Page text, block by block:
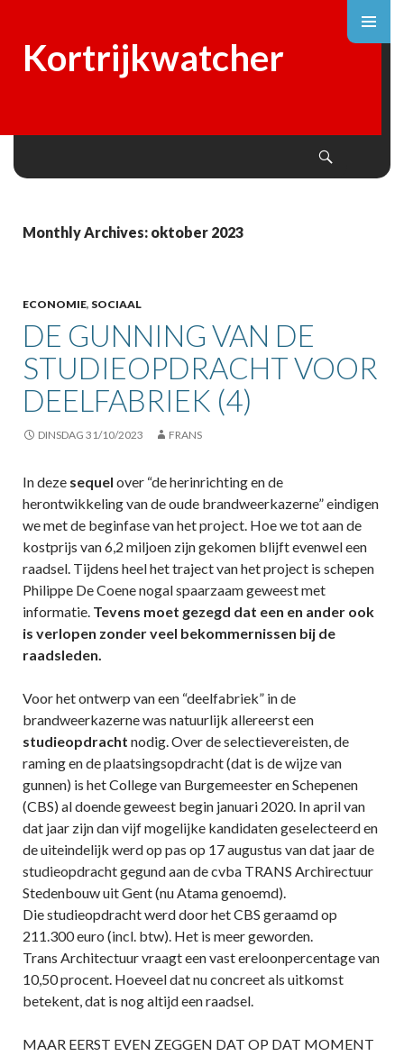
Kortrijkwatcher
Monthly Archives: oktober 2023
ECONOMIE, SOCIAAL
DE GUNNING VAN DE
STUDIEOPDRACHT VOOR
DEELFABRIEK (4)
DINSDAG 31/10/2023 FRANS
In deze sequel over “de herinrichting en de
herontwikkeling van de oude brandweerkazerne” eindigen
we met de beginfase van het project. Hoe we tot aan de
kostprijs van 6,2 miljoen zijn gekomen blijft evenwel een
raadsel. Tijdens heel het traject van het project is schepen
Philippe De Coene nogal spaarzaam geweest met
informatie. Tevens moet gezegd dat een en ander ook
is verlopen zonder veel bekommernissen bij de
raadsleden.
Voor het ontwerp van een “deelfabriek” in de
brandweerkazerne was natuurlijk allereerst een
studieopdracht nodig. Over de selectievereisten, de
raming en de plaatsingsopdracht (dat is de wijze van
gunnen) is het College van Burgemeester en Schepenen
(CBS) al doende geweest begin januari 2020. In april van
dat jaar zijn dan vijf mogelijke kandidaten geselecteerd en
de uiteindelijk werd op pas op 17 augustus van dat jaar de
studieopdracht gegund aan de cvba TRANS Archirectuur
Stedenbouw uit Gent (nu Atama genoemd).
Die studieopdracht werd door het CBS geraamd op
211.300 euro (incl. btw). Het is meer geworden.
Trans Architectuur vraagt een vast ereloonpercentage van
10,50 procent. Hoeveel dat nu concreet als uitkomst
betekent, dat is nog altijd een raadsel.
MAAR EERST EVEN ZEGGEN DAT OP DAT MOMENT